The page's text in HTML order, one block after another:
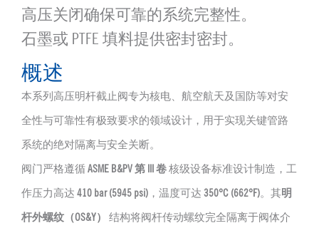
高压关闭确保可靠的系统完整性。
石墨或 PTFE 填料提供密封密封。
概述
本系列高压明杆截止阀专为核电、航空航天及国防等对安
全性与可靠性有极致要求的领域设计，用于实现关键管路
系统的绝对隔离与安全关断。
阀门严格遵循ASME B&PV 第 III 卷核级设备标准设计制造，工
作压力高达 410 bar (5945 psi)，温度可达 350°C (662°F)。其明
杆外螺纹（OS&Y）
结构将阀杆传动螺纹完全隔离于阀体介